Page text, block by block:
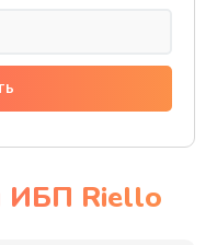
ИБП Riello